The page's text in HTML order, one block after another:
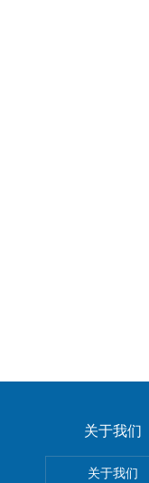
关于我们
关于我们